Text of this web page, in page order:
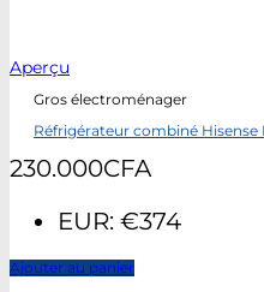
Aperçu
Gros électroménager
Réfrigérateur combiné Hisense
230.000CFA
EUR: €374
Ajouter au panier